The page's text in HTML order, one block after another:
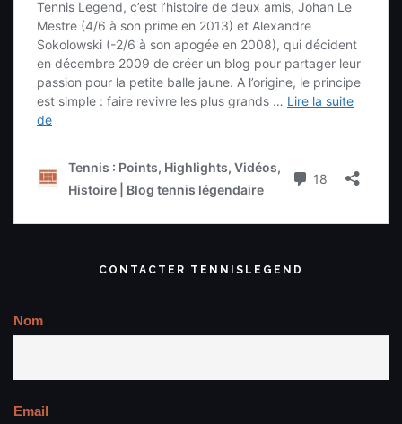
CONTACTER TENNISLEGEND
Nom
Email